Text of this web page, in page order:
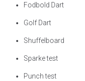
Fodbold Dart
Golf Dart
Shuffelboard
Sparke test
Punch test